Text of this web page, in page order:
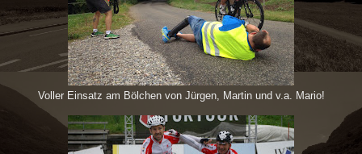
Voller Einsatz am Bölchen von Jürgen, Martin und v.a. Mario!